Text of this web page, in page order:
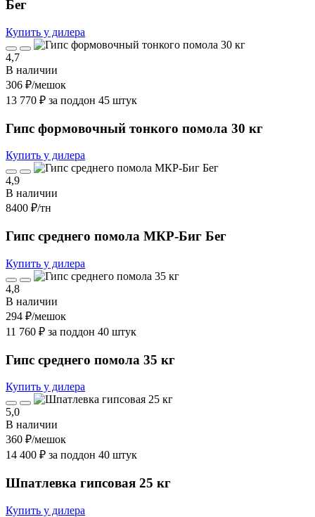
Бег
Купить у дилера
4,7
В наличии
306 ₽/мешок
13 770 ₽ за поддон 45 штук
Гипс формовочный тонкого помола 30 кг
Купить у дилера
4,9
В наличии
8400 ₽/тн
Гипс среднего помола МКР-Биг Бег
Купить у дилера
4,8
В наличии
294 ₽/мешок
11 760 ₽ за поддон 40 штук
Гипс среднего помола 35 кг
Купить у дилера
5,0
В наличии
360 ₽/мешок
14 400 ₽ за поддон 40 штук
Шпатлевка гипсовая 25 кг
Купить у дилера